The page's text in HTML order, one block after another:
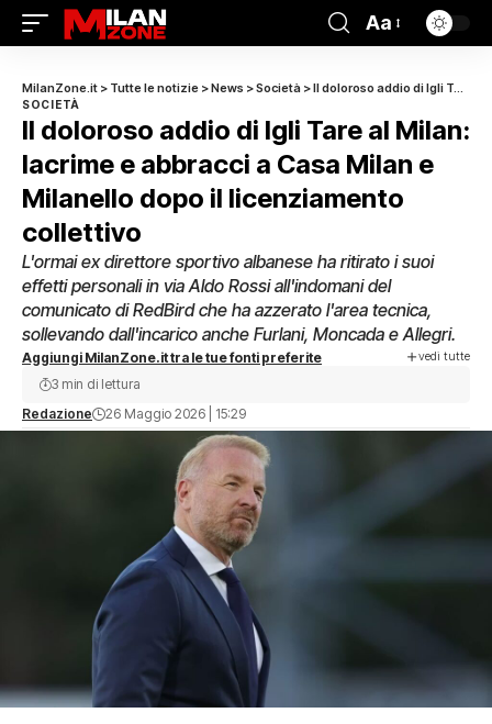
Aa
MilanZone.it > Tutte le notizie >News >Società >Il doloroso addio di Igli Tare al Milan: lacrime e abbracci a Casa Milan e Milanello dopo il licenziamento collettivo
SOCIETÀ
Il doloroso addio di Igli Tare al Milan:
lacrime e abbracci a Casa Milan e
Milanello dopo il licenziamento
collettivo
L'ormai ex direttore sportivo albanese ha ritirato i suoi
effetti personali in via Aldo Rossi all'indomani del
comunicato di RedBird che ha azzerato l'area tecnica,
sollevando dall'incarico anche Furlani, Moncada e Allegri.
Aggiungi MilanZone.it tra le tue fonti preferite vedi tutte
Redazione 26 Maggio 2026 | 15:29
3 min di lettura